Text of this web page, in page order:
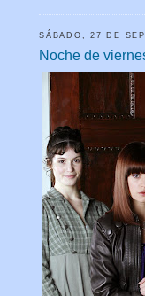
SÁBADO, 27 DE
Noche de